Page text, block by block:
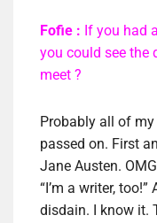
Fofie : If you had
you could see the
meet ?
Probably all of
passed on. First
Jane Austen.
“I’m a writer,
disdain. I know it.